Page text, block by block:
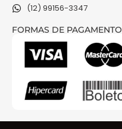
(12) 99156-3347
FORMAS DE PAGAMENTO